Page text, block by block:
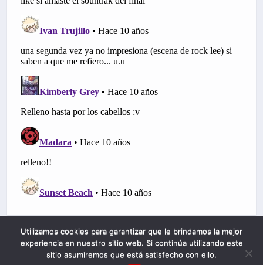
Utilizamos cookies para garantizar que le brindamos la mejor
experiencia en nuestro sitio web. Si continúa utilizando este
sitio asumiremos que está satisfecho con ello.